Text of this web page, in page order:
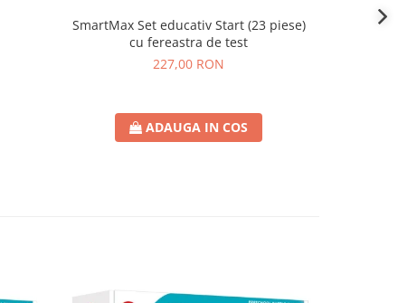
SmartMax Set educativ Start (23 piese)
cu fereastra de test
227,00 RON
ADAUGA IN COS